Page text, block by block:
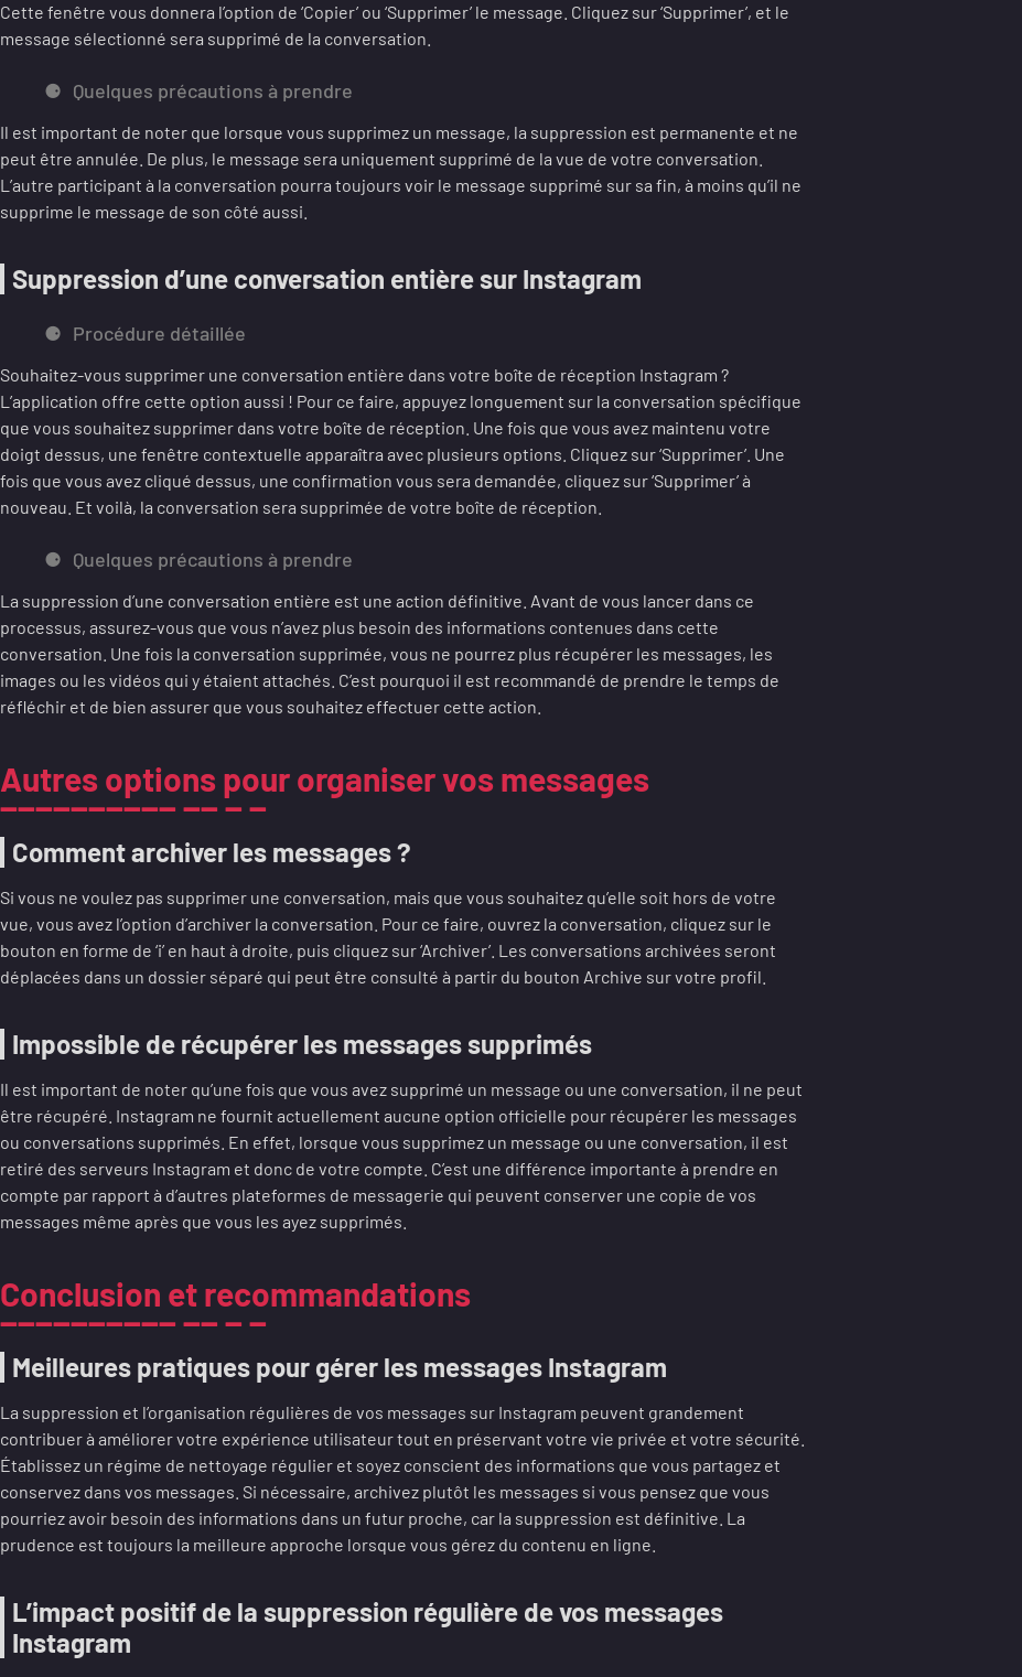
Cette fenêtre vous donnera l’option de ‘Copier’ ou ‘Supprimer’ le message. Cliquez sur ‘Supprimer’, et le
message sélectionné sera supprimé de la conversation.
Quelques précautions à prendre
Il est important de noter que lorsque vous supprimez un message, la suppression est permanente et ne
peut être annulée. De plus, le message sera uniquement supprimé de la vue de votre conversation.
L’autre participant à la conversation pourra toujours voir le message supprimé sur sa fin, à moins qu’il ne
supprime le message de son côté aussi.
Suppression d’une conversation entière sur Instagram
Procédure détaillée
Souhaitez-vous supprimer une conversation entière dans votre boîte de réception Instagram ?
L’application offre cette option aussi ! Pour ce faire, appuyez longuement sur la conversation spécifique
que vous souhaitez supprimer dans votre boîte de réception. Une fois que vous avez maintenu votre
doigt dessus, une fenêtre contextuelle apparaîtra avec plusieurs options. Cliquez sur ‘Supprimer’. Une
fois que vous avez cliqué dessus, une confirmation vous sera demandée, cliquez sur ‘Supprimer’ à
nouveau. Et voilà, la conversation sera supprimée de votre boîte de réception.
Quelques précautions à prendre
La suppression d’une conversation entière est une action définitive. Avant de vous lancer dans ce
processus, assurez-vous que vous n’avez plus besoin des informations contenues dans cette
conversation. Une fois la conversation supprimée, vous ne pourrez plus récupérer les messages, les
images ou les vidéos qui y étaient attachés. C’est pourquoi il est recommandé de prendre le temps de
réfléchir et de bien assurer que vous souhaitez effectuer cette action.
Autres options pour organiser vos messages
Comment archiver les messages ?
Si vous ne voulez pas supprimer une conversation, mais que vous souhaitez qu’elle soit hors de votre
vue, vous avez l’option d’archiver la conversation. Pour ce faire, ouvrez la conversation, cliquez sur le
bouton en forme de ‘i’ en haut à droite, puis cliquez sur ‘Archiver’. Les conversations archivées seront
déplacées dans un dossier séparé qui peut être consulté à partir du bouton Archive sur votre profil.
Impossible de récupérer les messages supprimés
Il est important de noter qu’une fois que vous avez supprimé un message ou une conversation, il ne peut
être récupéré. Instagram ne fournit actuellement aucune option officielle pour récupérer les messages
ou conversations supprimés. En effet, lorsque vous supprimez un message ou une conversation, il est
retiré des serveurs Instagram et donc de votre compte. C’est une différence importante à prendre en
compte par rapport à d’autres plateformes de messagerie qui peuvent conserver une copie de vos
messages même après que vous les ayez supprimés.
Conclusion et recommandations
Meilleures pratiques pour gérer les messages Instagram
La suppression et l’organisation régulières de vos messages sur Instagram peuvent grandement
contribuer à améliorer votre expérience utilisateur tout en préservant votre vie privée et votre sécurité.
Établissez un régime de nettoyage régulier et soyez conscient des informations que vous partagez et
conservez dans vos messages. Si nécessaire, archivez plutôt les messages si vous pensez que vous
pourriez avoir besoin des informations dans un futur proche, car la suppression est définitive. La
prudence est toujours la meilleure approche lorsque vous gérez du contenu en ligne.
L’impact positif de la suppression régulière de vos messages
Instagram